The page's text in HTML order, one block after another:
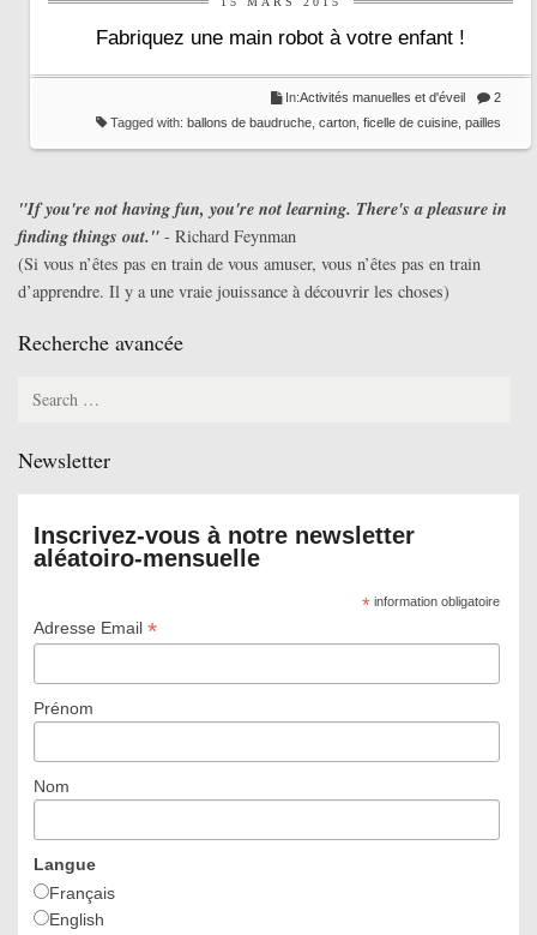
Fabriquez une main robot à votre enfant !
2
In:Activités manuelles et d'éveil
Tagged with: ballons de baudruche, carton, ficelle de cuisine, pailles
"If you're not having fun, you're not learning. There's a pleasure in
finding things out." - Richard Feynman
(Si vous n’êtes pas en train de vous amuser, vous n’êtes pas en train
d’apprendre. Il y a une vraie jouissance à découvrir les choses)
Recherche avancée
Newsletter
Inscrivez-vous à notre newsletter
aléatoiro-mensuelle
*information obligatoire
Adresse Email *
Prénom
Nom
Langue
Français
English